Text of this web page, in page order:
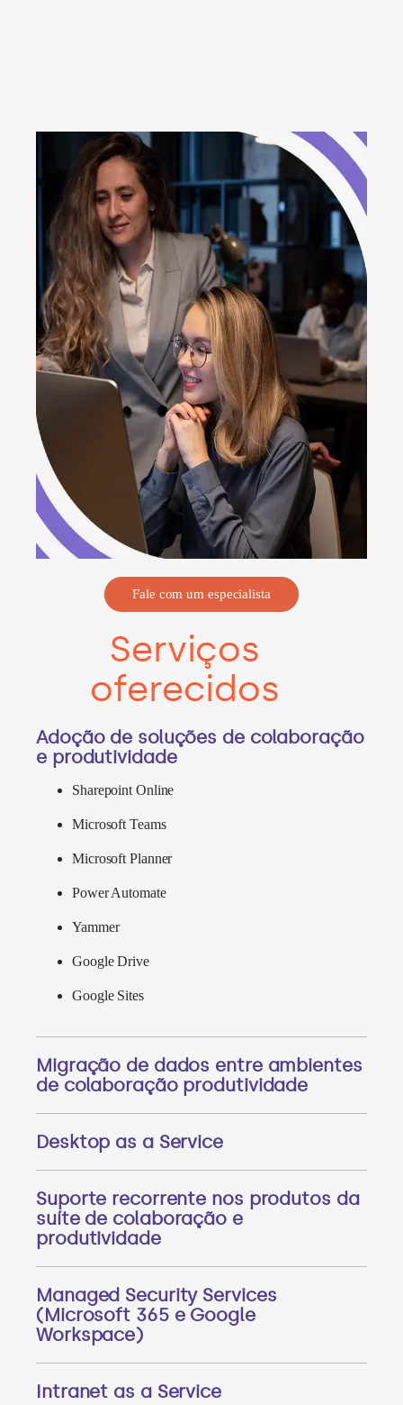
Fale com um especialista
Serviços
oferecidos
Adoção de soluções de colaboração
e produtividade
Sharepoint Online
Microsoft Teams
Microsoft Planner
Power Automate
Yammer
Google Drive
Google Sites
Migração de dados entre ambientes
de colaboração produtividade
Desktop as a Service
Suporte recorrente nos produtos da
suíte de colaboração e
produtividade
Managed Security Services
(Microsoft 365 e Google
Workspace)
Intranet as a Service